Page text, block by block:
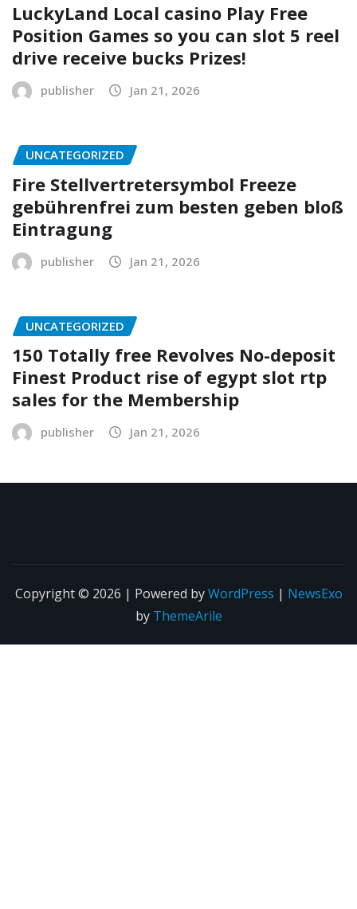
LuckyLand Local casino Play Free
Position Games so you can slot 5 reel
drive receive bucks Prizes!
publisher Jan 21, 2026
UNCATEGORIZED
Fire Stellvertretersymbol Freeze
gebührenfrei zum besten geben bloß
Eintragung
publisher Jan 21, 2026
UNCATEGORIZED
150 Totally free Revolves No-deposit
Finest Product rise of egypt slot rtp
sales for the Membership
publisher Jan 21, 2026
Copyright © 2026 | Powered byWordPress | NewsExo
by ThemeArile